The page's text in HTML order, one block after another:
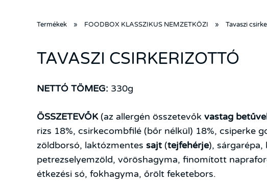
Termékek » FOODBOX KLASSZIKUS NEMZETKÖZI » Tavaszi
TAVASZI CSIRKERIZOTTÓ
NETTÓ TÖMEG: 330g
ÖSSZETEVŐK(az allergén összetevők vastag
rizs 18%, csirkecombfilé (bőr nélkül) 18%, csiperke
zöldborsó, laktózmentes sajt(tejfehérje), sárgarépa,
petrezselyemzöld, vöröshagyma, finomított
étkezési só, fokhagyma, őrölt feketebors.